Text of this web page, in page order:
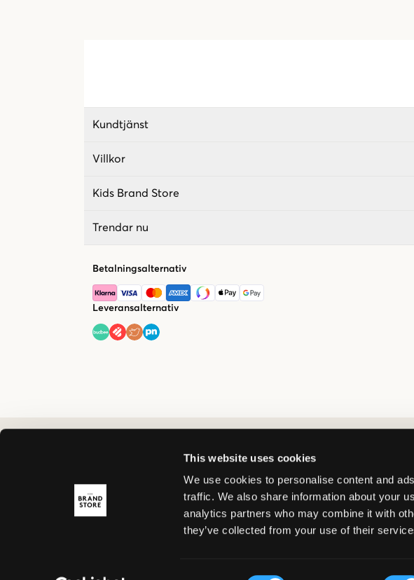
This website uses cookies
We use cookies to personalise content and
traffic. We also share information about your
analytics partners who may combine it with
they’ve collected from your use of their
Kundtjänst
Villkor
Kids Brand Store
Trendar nu
Betalningsalternativ
Leveransalternativ